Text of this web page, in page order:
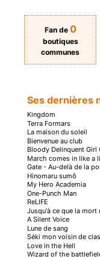
Fan de 0
boutiques
communes
Ses dernières
Kingdom
Terra Formars
La maison du soleil
Bienvenue au club
Bloody Delinquent Girl
March comes in like a
Gate - Au-delà de la
Hinomaru sumô
My Hero Academia
One-Punch Man
ReLIFE
Jusqu'à ce que la mort
A Silent Voice
Lune de sang
Séki mon voisin de
Love in the Hell
Wizard of the